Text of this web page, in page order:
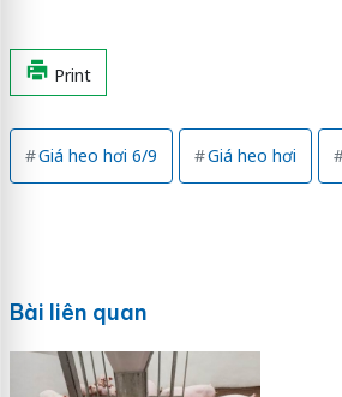
Print
Giá heo hơi 6/9 Giá heo hơi
Bài liên quan